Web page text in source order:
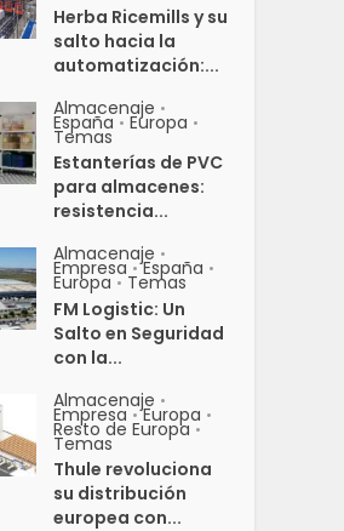
Herba Ricemills y su
salto hacia la
automatización:...
Almacenaje •
España • Europa •
Temas
Estanterías de PVC
para almacenes:
resistencia...
Almacenaje •
Empresa • España •
Europa • Temas
FM Logistic: Un
Salto en Seguridad
con la...
Almacenaje •
Empresa • Europa •
Resto de Europa •
Temas
Thule revoluciona
su distribución
europea con...